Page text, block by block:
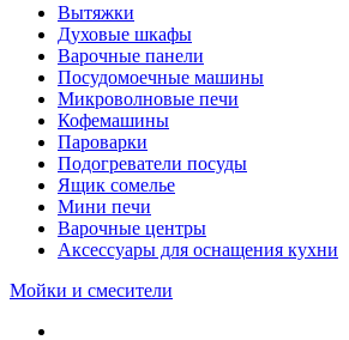
Вытяжки
Духовые шкафы
Варочные панели
Посудомоечные машины
Микроволновые печи
Кофемашины
Пароварки
Подогреватели посуды
Ящик сомелье
Мини печи
Варочные центры
Аксессуары для оснащения кухни
Мойки и смесители